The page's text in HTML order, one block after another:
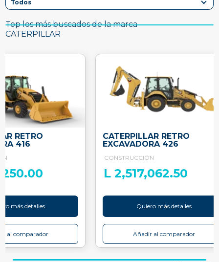
Top los más buscados de la marca
CATERPILLAR
RETRO
416
más detalles
al comparador
CATERPILLAR RETRO
EXCAVADORA 426
CONSTRUCCIÓN
L 2,517,062.50
Quiero más detalles
Añadir al comparador